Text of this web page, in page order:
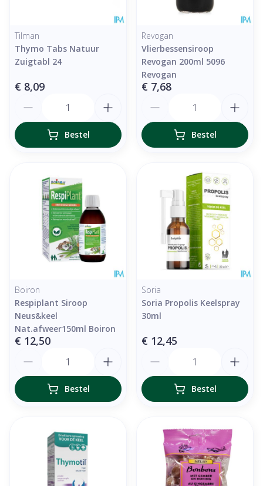
Tilman
Thymo Tabs Natuur
Zuigtabl 24
€ 8,09
Bestel
Revogan
Vlierbessensiroop
Revogan 200ml 5096
Revogan
€ 7,68
Bestel
Boiron
Respiplant Siroop
Neus&keel
Nat.afweer150ml Boiron
€ 12,50
Bestel
Soria
Soria Propolis Keelspray
30ml
€ 12,45
Bestel